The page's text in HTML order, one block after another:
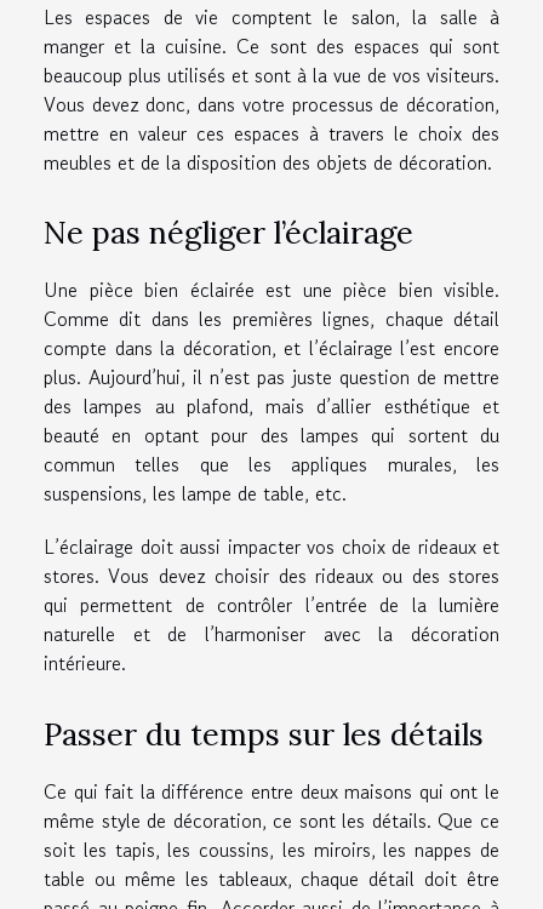
Les espaces de vie comptent le salon, la salle à
manger et la cuisine. Ce sont des espaces qui sont
beaucoup plus utilisés et sont à la vue de vos visiteurs.
Vous devez donc, dans votre processus de décoration,
mettre en valeur ces espaces à travers le choix des
meubles et de la disposition des objets de décoration.
Ne pas négliger l’éclairage
Une pièce bien éclairée est une pièce bien visible.
Comme dit dans les premières lignes, chaque détail
compte dans la décoration, et l’éclairage l’est encore
plus. Aujourd’hui, il n’est pas juste question de mettre
des lampes au plafond, mais d’allier esthétique et
beauté en optant pour des lampes qui sortent du
commun telles que les appliques murales, les
suspensions, les lampe de table, etc.
L’éclairage doit aussi impacter vos choix de rideaux et
stores. Vous devez choisir des rideaux ou des stores
qui permettent de contrôler l’entrée de la lumière
naturelle et de l’harmoniser avec la décoration
intérieure.
Passer du temps sur les détails
Ce qui fait la différence entre deux maisons qui ont le
même style de décoration, ce sont les détails. Que ce
soit les tapis, les coussins, les miroirs, les nappes de
table ou même les tableaux, chaque détail doit être